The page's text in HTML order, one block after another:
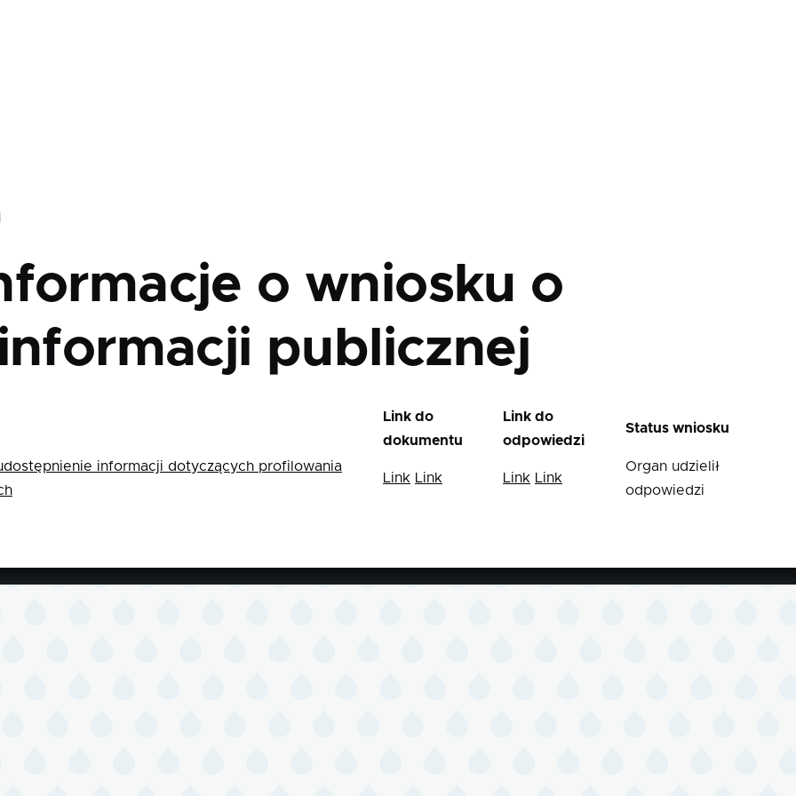
o wniosku o
publicznej
Link do
dokumentu
Link do
odpowiedzi
Status wniosku
informacji dotyczących profilowania
Link Link Link Link
Organ udzielił
odpowiedzi